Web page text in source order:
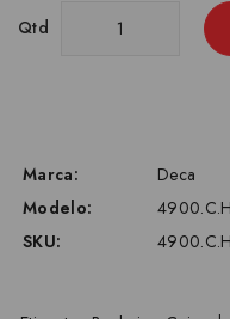
Qtd
Marca:
Deca
Modelo:
SKU: